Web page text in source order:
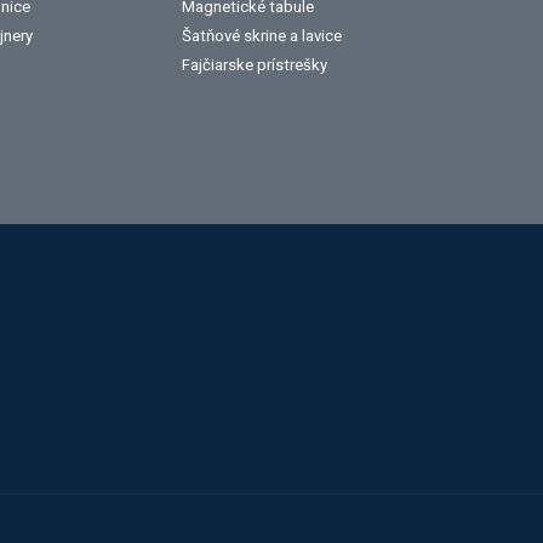
Magnetické tabule
Šatňové skrine a lavice
Fajčiarske prístrešky